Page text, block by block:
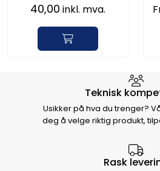
40,00 inkl. mva.
Hvorfor velge Storm
Teknisk
Usikker på hva du trenger?
deg å velge riktig produkt,
Rask